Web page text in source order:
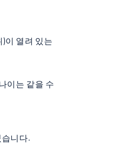
이 열려 있는
이는 같을 수
습니다.